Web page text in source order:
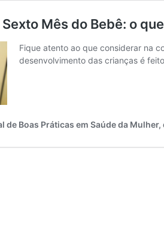
Mês do Bebê: o
Fique atento ao que considerar na
desenvolvimento das crianças é
de Boas Práticas em Saúde da